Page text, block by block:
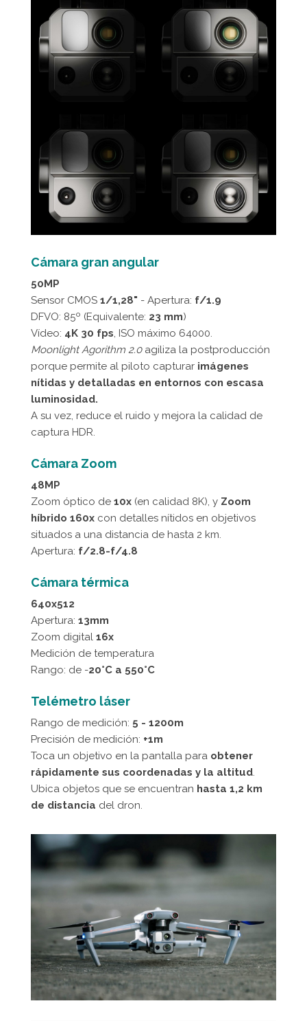
Cámara gran angular
50MP
Sensor CMOS 1/1,28" - Apertura: f/1.9
DFVO: 85º (Equivalente: 23 mm)
Vídeo: 4K 30 fps, ISO máximo 64000.
Moonlight Agorithm 2.0agiliza la postproducción
porque permite al piloto capturar imágenes
nítidas y detalladas en entornos con escasa
luminosidad.
A su vez, reduce el ruido y mejora la calidad de
captura HDR.
Cámara Zoom
48MP
Zoom óptico de 10x (en calidad 8K), y Zoom
híbrido 160x con detalles nítidos en objetivos
situados a una distancia de hasta 2 km.
Apertura: f/2.8-f/4.8
Cámara térmica
640x512
Apertura: 13mm
Zoom digital 16x
Medición de temperatura
Rango: de -20°C a 550°C
Telémetro láser
Rango de medición: 5 - 1200m
Precisión de medición: +1m
Toca un objetivo en la pantalla para obtener
rápidamente sus coordenadas y la altitud.
Ubica objetos que se encuentran hasta 1,2 km
de distancia del dron.